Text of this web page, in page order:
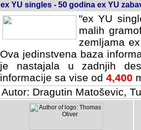
ex YU singles - 50 godina ex YU
"ex YU
malih
zemljama
Ova jedinstvena baza
je nastajala u zadnjih
informacije sa vise od 4,400
Autor: Dragutin Matoševic,